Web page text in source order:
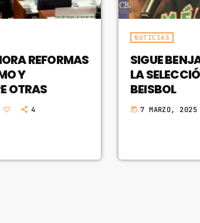
REFORMAS
Y
OTRAS
4
NOTICIAS
SIGUE
LA
BEISBOL
today 7 MARZO, 2025